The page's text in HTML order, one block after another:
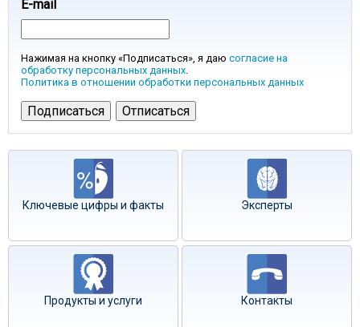
E-mail
Нажимая на кнопку «Подписаться», я даю согласие на
обработку персональных данных.
Политика в отношении обработки персональных данных
Ключевые цифры и факты Эксперты
Продукты и услуги Контакты